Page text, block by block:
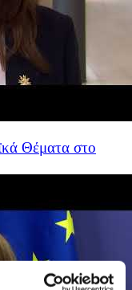
Θέματα στο